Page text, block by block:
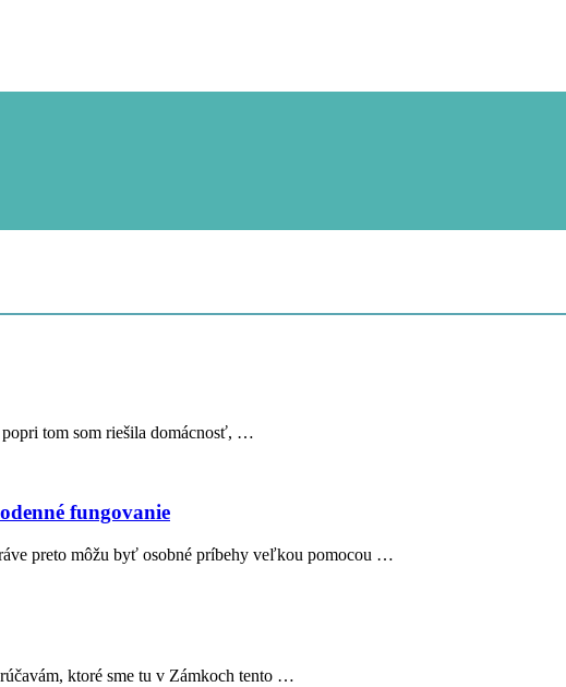
tom som riešila domácnosť, …
fungovanie
preto môžu byť osobné príbehy veľkou pomocou …
ktoré sme tu v Zámkoch tento …